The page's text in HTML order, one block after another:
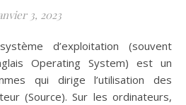
3, 2023
Operating System) est un
qui dirige l’utilisation des
(Source). Sur les ordinateurs,